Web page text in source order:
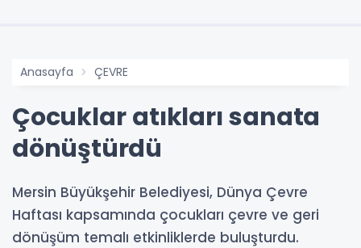
Anasayfa ÇEVRE
Çocuklar atıkları sanata
dönüştürdü
Mersin Büyükşehir Belediyesi, Dünya Çevre
Haftası kapsamında çocukları çevre ve geri
dönüşüm temalı etkinliklerde buluşturdu.